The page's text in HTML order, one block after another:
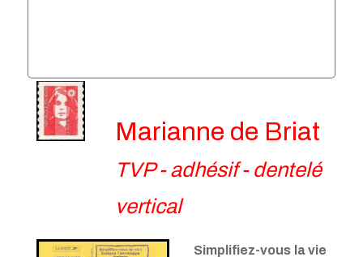
Marianne de Briat
TVP - adhésif - dentelé
vertical
Simplifiez-vous la vie